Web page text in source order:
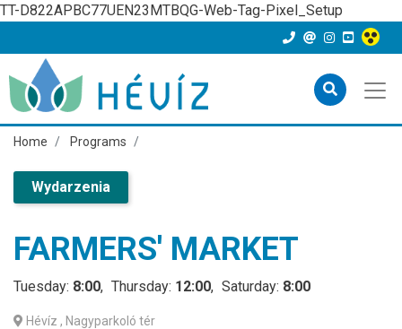
TT-D822APBC77UEN23MTBQG-Web-Tag-Pixel_Setup
Home Programs
Wydarzenia
FARMERS' MARKET
Tuesday: 8:00 Thursday: 12:00 Saturday: 8:00
Hévíz , Nagyparkoló tér